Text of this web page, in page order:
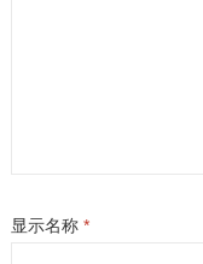
显示名称 *